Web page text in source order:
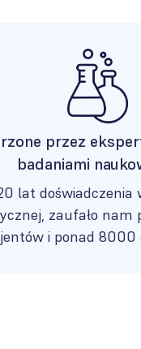
lat
zaufało
i ponad 8000
przez
badaniami